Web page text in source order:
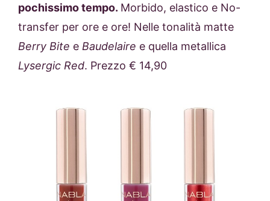
pochissimo tempo. Morbido, elastico e No-
transfer per ore e ore! Nelle tonalità matte
Berry Bite e Baudelaire e quella metallica
Lysergic Red. Prezzo € 14,90